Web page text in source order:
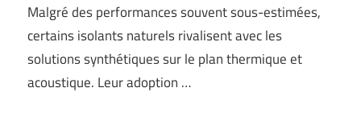
Malgré des performances souvent sous-estimées,
certains isolants naturels rivalisent avec les
solutions synthétiques sur le plan thermique et
acoustique. Leur adoption …